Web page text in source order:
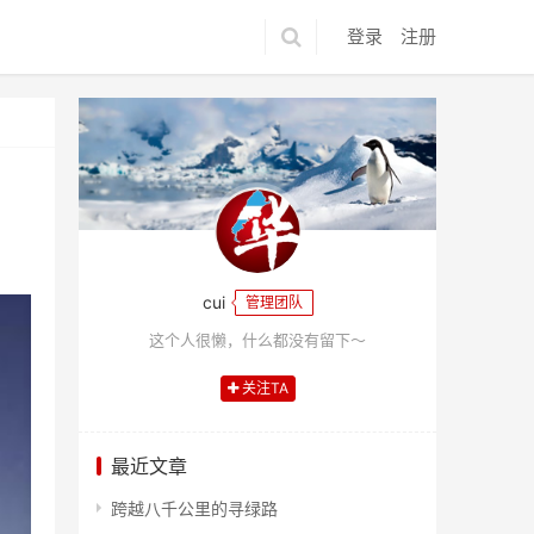
登录 注册
cui 管理团队
这个人很懒，什么都没有留下～
关注TA
最近文章
跨越八千公里的寻绿路